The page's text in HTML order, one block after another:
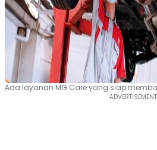
Ada layanan MG Care yang siap